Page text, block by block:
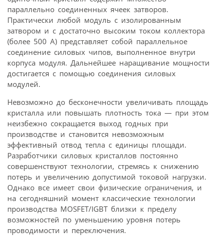
параллельно соединенных ячеек затворов.
Практически любой модуль с изолированным
затвором и с достаточно высоким током коллектора
(более 500 А) представляет собой параллельное
соединение силовых чипов, выполненное внутри
корпуса модуля. Дальнейшее наращивание мощности
достигается с помощью соединения силовых
модулей.
Невозможно до бесконечности увеличивать площадь
кристалла или повышать плотность тока — при этом
неизбежно сокращается выход годных при
производстве и становится невозможным
эффективный отвод тепла с единицы площади.
Разработчики силовых кристаллов постоянно
совершенствуют технологии, стремясь к снижению
потерь и увеличению допустимой токовой нагрузки.
Однако все имеет свои физические ограничения, и
на сегодняшний момент классические технологии
производства MOSFET/IGBT близки к пределу
возможностей по уменьшению уровня потерь
проводимости и переключения.